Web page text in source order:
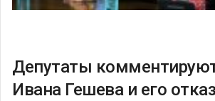
Депутаты
Ивана Гешева и его